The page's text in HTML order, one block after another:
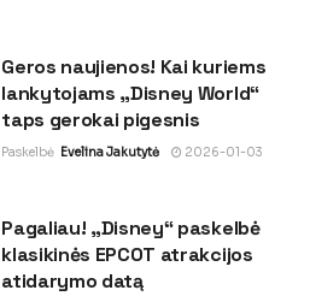
Geros naujienos! Kai kuriems
lankytojams „Disney World“
taps gerokai pigesnis
Paskelbė Evelina Jakutytė 2026-01-03
Pagaliau! „Disney“ paskelbė
klasikinės EPCOT atrakcijos
atidarymo datą